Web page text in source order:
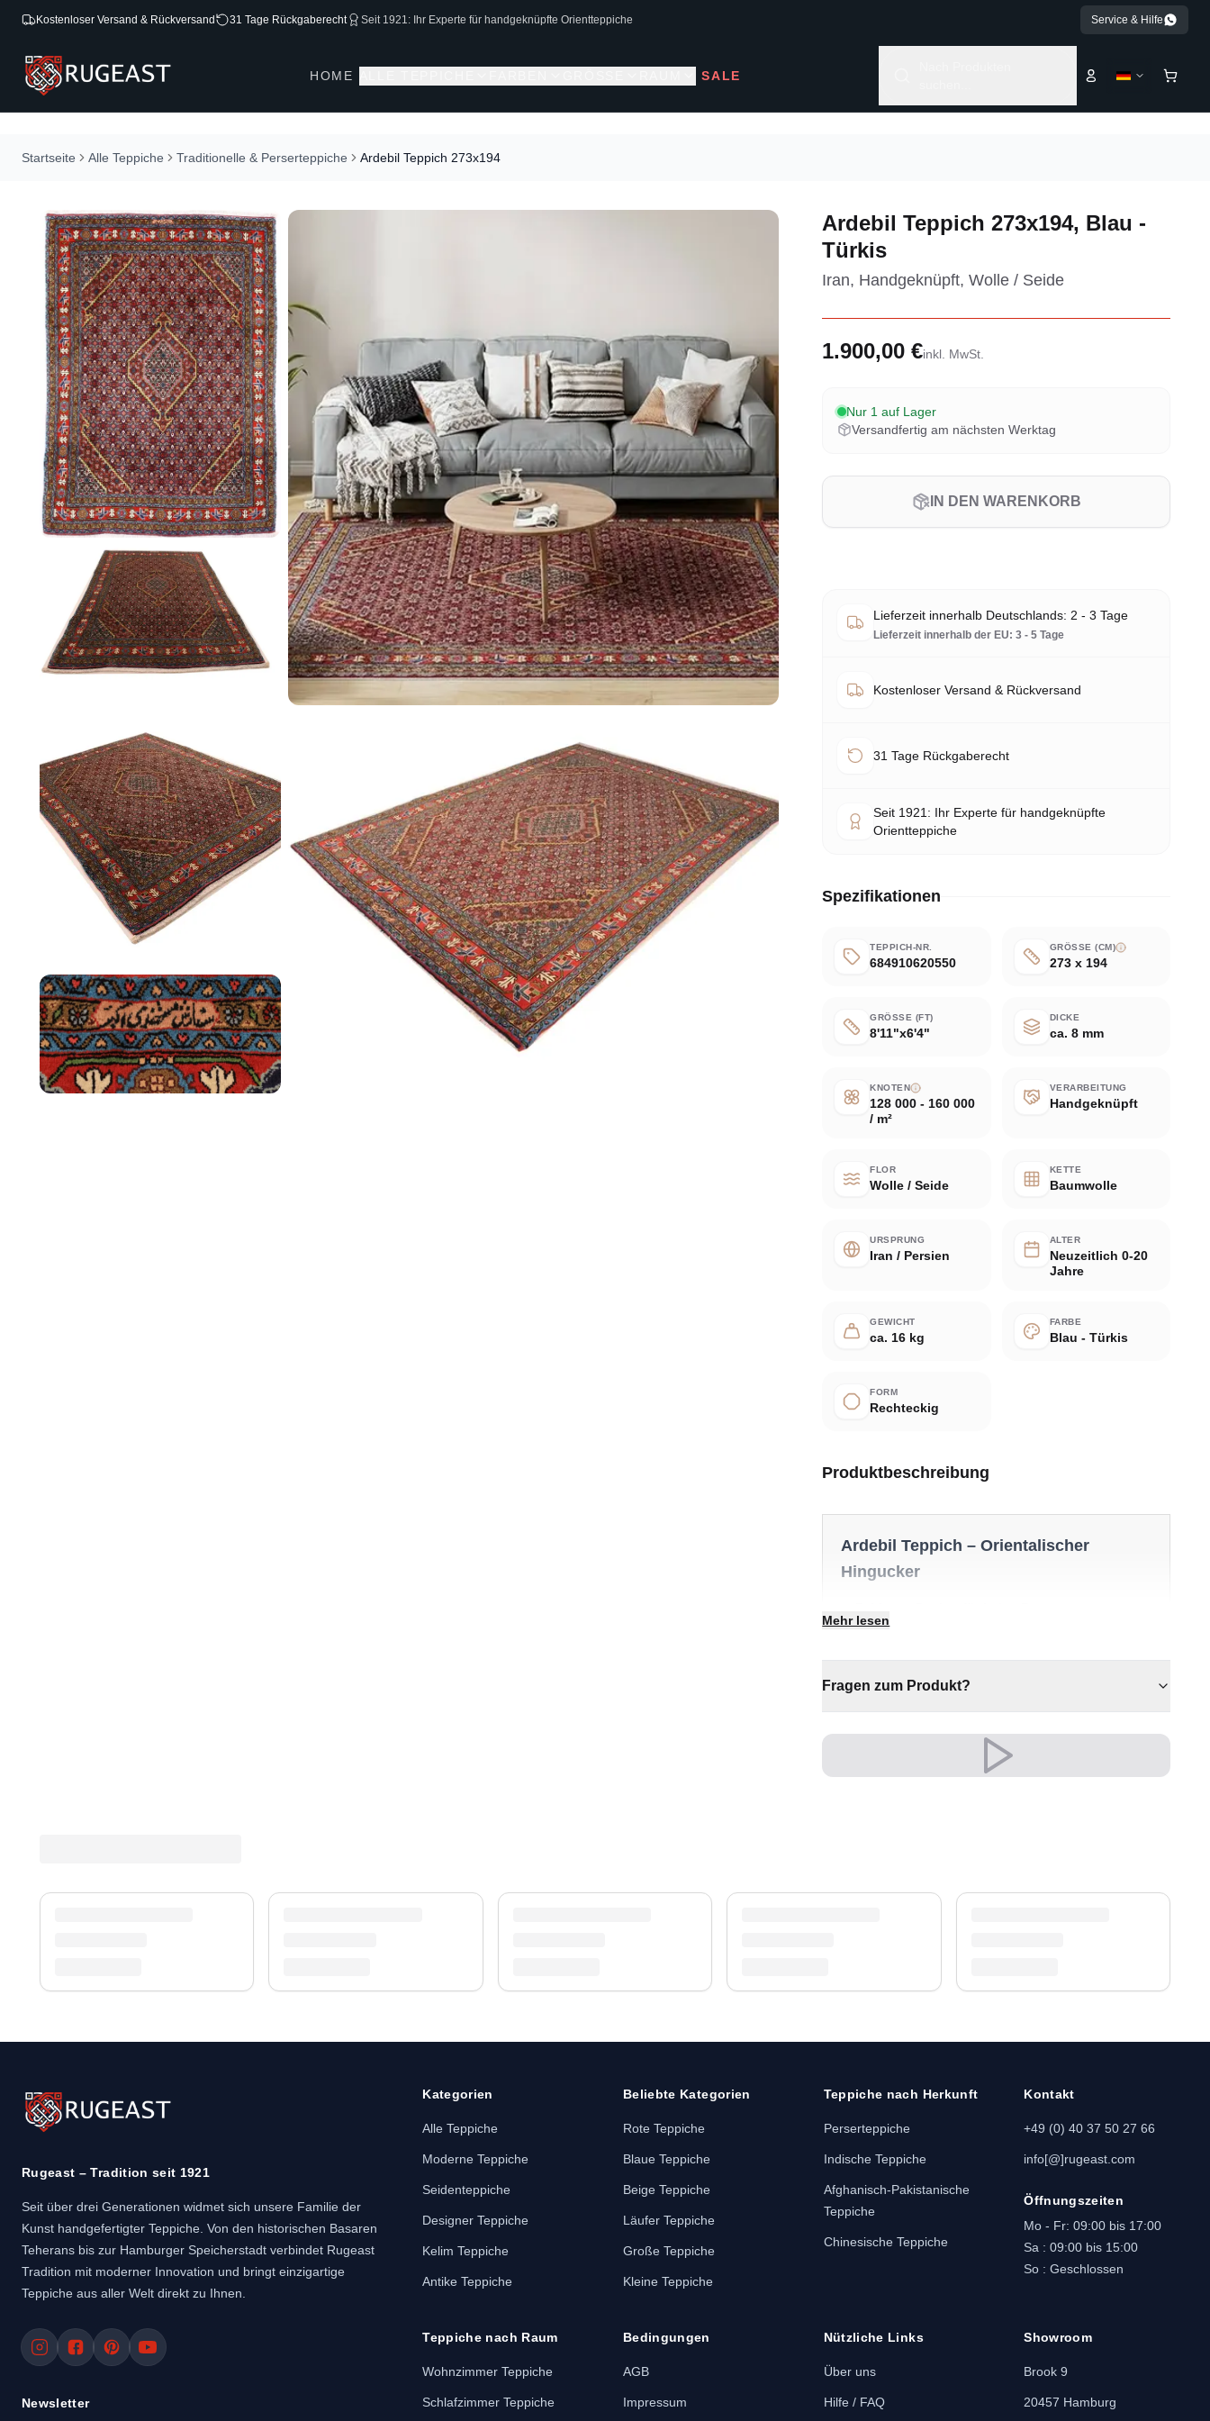
Kostenloser Versand & Rückversand 31 Tage Rückgaberecht Seit 1921: Ihr Experte für handgeknüpfte Orientteppiche Service & Hilfe
HOME SALE
Startseite Alle Teppiche Traditionelle & Perserteppiche Ardebil Teppich 273x194
Ardebil Teppich 273x194, Blau -
Türkis
Iran, Handgeknüpft, Wolle / Seide
1.900,00 €inkl. MwSt.
Nur 1 auf Lager
Versandfertig am nächsten Werktag
IN DEN WARENKORB
Lieferzeit innerhalb Deutschlands: 2 - 3 Tage
Lieferzeit innerhalb der EU: 3 - 5 Tage
Kostenloser Versand & Rückversand
31 Tage Rückgaberecht
Seit 1921: Ihr Experte für handgeknüpfte
Orientteppiche
Spezifikationen
TEPPICH-NR.
684910620550
GRÖSSE (CM)
273 x 194
GRÖSSE (FT)
8'11"x6'4"
DICKE
ca. 8 mm
KNOTEN
128 000 - 160 000
/ m²
VERARBEITUNG
Handgeknüpft
FLOR
Wolle / Seide
KETTE
Baumwolle
URSPRUNG
Iran / Persien
ALTER
Neuzeitlich 0-20
Jahre
GEWICHT
ca. 16 kg
FARBE
Blau - Türkis
FORM
Rechteckig
Produktbeschreibung
Ardebil Teppich – Orientalischer
Hingucker
✔ Eine bleibende Investition für Ihr Zuhause
✔ Passt zu moderner und klassischer Einrichtung
Mehr lesen
Fragen zum Produkt?
Rugeast – Tradition seit 1921
Seit über drei Generationen widmet sich unsere Familie der
Kunst handgefertigter Teppiche. Von den historischen Basaren
Teherans bis zur Hamburger Speicherstadt verbindet Rugeast
Tradition mit moderner Innovation und bringt einzigartige
Teppiche aus aller Welt direkt zu Ihnen.
Newsletter
Kategorien
Alle Teppiche
Moderne Teppiche
Seidenteppiche
Designer Teppiche
Kelim Teppiche
Antike Teppiche
Beliebte Kategorien
Rote Teppiche
Blaue Teppiche
Beige Teppiche
Läufer Teppiche
Große Teppiche
Kleine Teppiche
Teppiche nach Herkunft
Perserteppiche
Indische Teppiche
Afghanisch-Pakistanische
Teppiche
Chinesische Teppiche
Kontakt
+49 (0) 40 37 50 27 66
info[@]rugeast.com
Öffnungszeiten
Mo - Fr: 09:00 bis 17:00
Sa : 09:00 bis 15:00
So : Geschlossen
Teppiche nach Raum
Wohnzimmer Teppiche
Schlafzimmer Teppiche
Bedingungen
AGB
Impressum
Nützliche Links
Über uns
Hilfe / FAQ
Showroom
Brook 9
20457 Hamburg